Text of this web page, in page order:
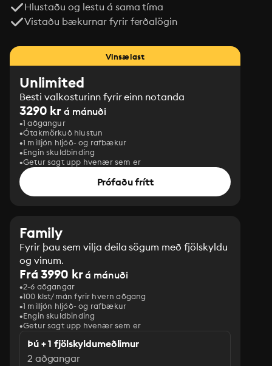
Hlustaðu og lestu á sama tíma
Vistaðu bækurnar fyrir ferðalögin
Vinsælast
Unlimited
Besti valkosturinn fyrir einn notanda
3290 kr á mánuði
1 aðgangur
Ótakmörkuð hlustun
1 milljón hljóð- og rafbækur
Engin skuldbinding
Getur sagt upp hvenær sem er
Prófaðu frítt
Family
Fyrir þau sem vilja deila sögum með fjölskyldu
og vinum.
Frá 3990 krá mánuði
2-6 aðgangar
100 klst/mán fyrir hvern aðgang
1 milljón hljóð- og rafbækur
‎Engin skuldbinding
Getur sagt upp hvenær sem er
Þú + 1 fjölskyldumeðlimur
2 aðgangar